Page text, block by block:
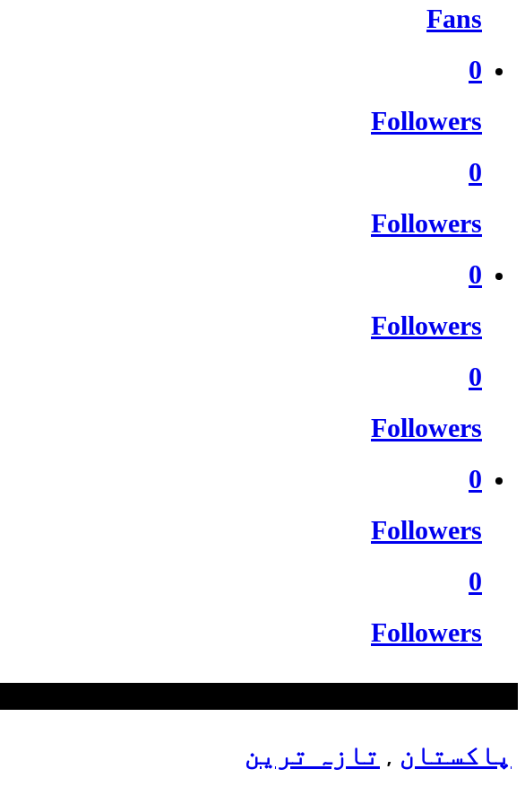
Fans
0
Followers
0
Followers
0
Followers
0
Followers
0
Followers
0
Followers
پاکستان , تازہ ترین